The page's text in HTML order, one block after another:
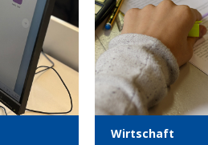
Wirt­schaft